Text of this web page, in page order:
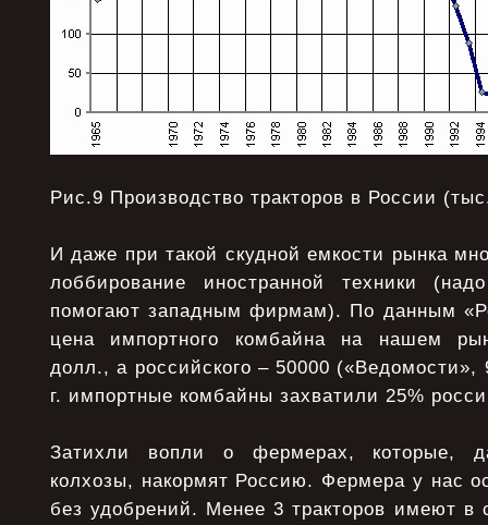
Рис.9 Производство тракторов в России
И даже при такой скудной емкости рынка
лоббирование иностранной техники
помогают западным фирмам). По данным
цена импортного комбайна на нашем
долл., а российского – 50000
г. импортные комбайны захватили 25%
Затихли вопли о фермерах, которые,
колхозы, накормят Россию. Фермера у нас
без удобрений. Менее 3 тракторов имеют